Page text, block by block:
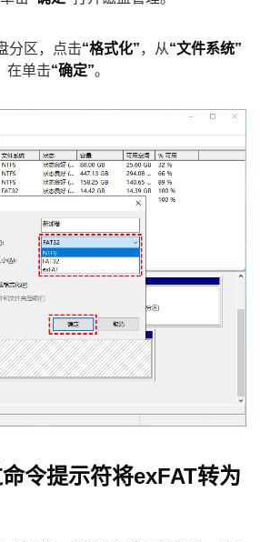
分区，点击“格式化”，从“文件系统”
在单击“确定”。
令提示符将exFAT转为